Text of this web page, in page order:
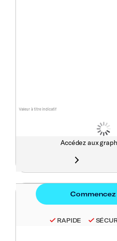
Valeur à titre indicatif
Accédez aux
RAPIDE